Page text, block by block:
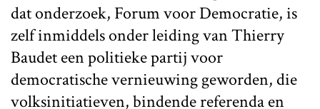
dat onderzoek, Forum voor Democratie, is
zelf inmiddels onder leiding van Thierry
Baudet een politieke partij voor
democratische vernieuwing geworden, die
volksinitiatieven, bindende referenda en